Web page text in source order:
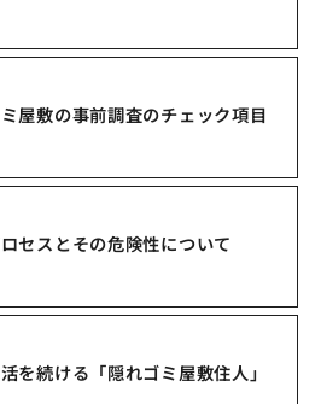
屋敷の事前調査のチェック項目
セスとその危険性について
を続ける「隠れゴミ屋敷住人」